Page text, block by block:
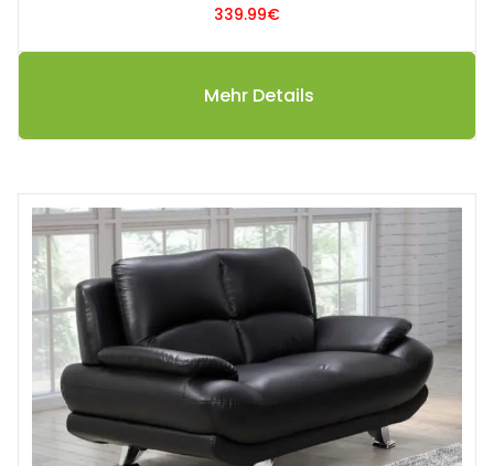
339.99€
Mehr Details